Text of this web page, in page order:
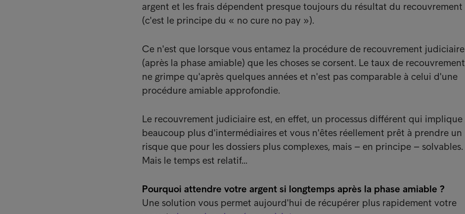
argent et les frais dépendent presque toujours du résultat du recouvrement
(c'est le principe du « no cure no pay »).
Ce n'est que lorsque vous entamez la procédure de recouvrement judiciaire
(après la phase amiable) que les choses se corsent. Le taux de recouvrement
ne grimpe qu'après quelques années et n'est pas comparable à celui d'une
procédure amiable approfondie.
Le recouvrement judiciaire est, en effet, un processus différent qui implique
beaucoup plus d'intermédiaires et vous n'êtes réellement prêt à prendre un
risque que pour les dossiers plus complexes, mais – en principe – solvables.
Mais le temps est relatif...
Pourquoi attendre votre argent si longtemps après la phase amiable ?
Une solution vous permet aujourd'hui de récupérer plus rapidement votre